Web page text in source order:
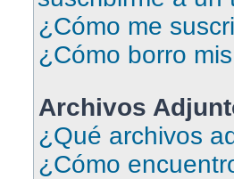
¿Cómo me
¿Cómo borro
Archivos
¿Qué archivos
¿Cómo